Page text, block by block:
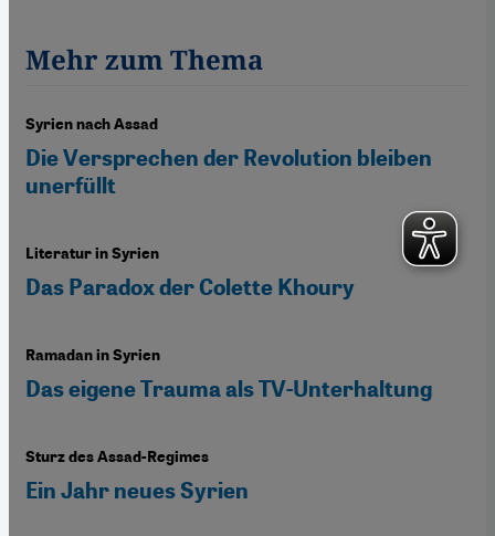
Mehr zum Thema
Syrien nach Assad
Die Versprechen der Revolution bleiben
unerfüllt
Literatur in Syrien
Das Paradox der Colette Khoury
Ramadan in Syrien
Das eigene Trauma als TV-Unterhaltung
Sturz des Assad-Regimes
Ein Jahr neues Syrien